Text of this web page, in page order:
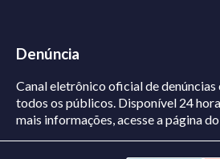
Denúncia
Canal eletrônico oficial de
todos os públicos. Disponível 24
mais informações, acesse a página